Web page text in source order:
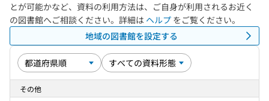
とが可能かなど、資料の利用方法は、ご自身が利用されるお近く
の図書館へご相談ください。詳細は ヘルプ をご覧ください。
地域の図書館を設定する
その他